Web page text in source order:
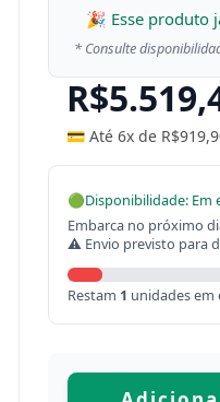
🎉 Esse produto
* Consulte
R$
💳 Até 6x de R$
🟢Disponibilidade: Em
Embarca no próximo
⚠ Envio previsto para
Restam 1 unidades em